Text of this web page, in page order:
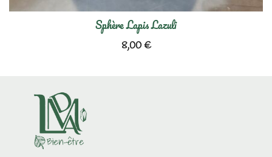
Sphère Lapis Lazuli
8,00€